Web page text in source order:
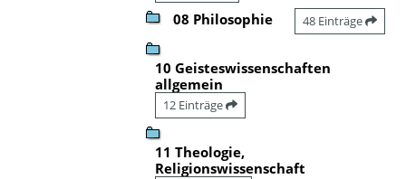
08 Philosophie 48 Einträge
10 Geisteswissenschaften
allgemein
12 Einträge
11 Theologie,
Religionswissenschaft